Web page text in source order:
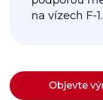
na vízech F-1.
Objevte